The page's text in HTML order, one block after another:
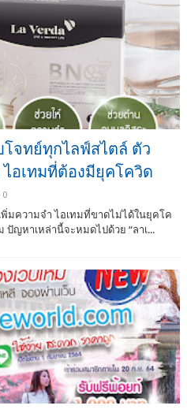
โจทย์ทุกไลฟ์สไตล์ ตัว
อเทมที่ต้องมียุคโควิด
0
พิ่มความจำ ไอเทมที่ขาดไม่ได้ในยุคโค
ญหาเหล่านี้จะหมดไปด้วย “ลาเ...